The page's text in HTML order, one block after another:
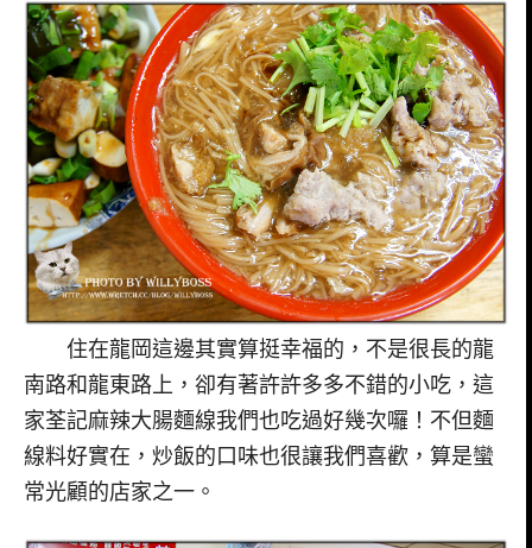
住在龍岡這邊其實算挺幸福的，不是很長的龍
南路和龍東路上，卻有著許許多多不錯的小吃，這
家荃記麻辣大腸麵線我們也吃過好幾次囉！不但麵
線料好實在，炒飯的口味也很讓我們喜歡，算是蠻
常光顧的店家之一。